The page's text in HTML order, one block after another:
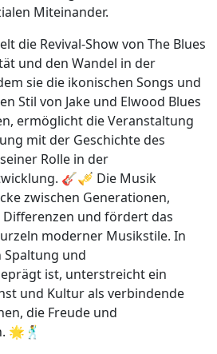
Miteinander.
die Revival-Show von The Blues
und den Wandel in der
sie die ikonischen Songs und
Stil von Jake und Elwood Blues
ermöglicht die Veranstaltung
mit der Geschichte des
Rolle in der
🎸🎺 Die Musik
zwischen Generationen,
und fördert das
moderner Musikstile. In
Spaltung und
ist, unterstreicht ein
und Kultur als verbindende
die Freude und
🌟🕺